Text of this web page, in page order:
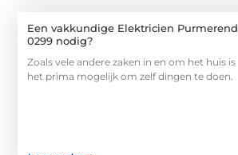
Een vakkundige Elektricien Purmerend
0299 nodig?
Zoals vele andere zaken in en om het huis is
het prima mogelijk om zelf dingen te doen.